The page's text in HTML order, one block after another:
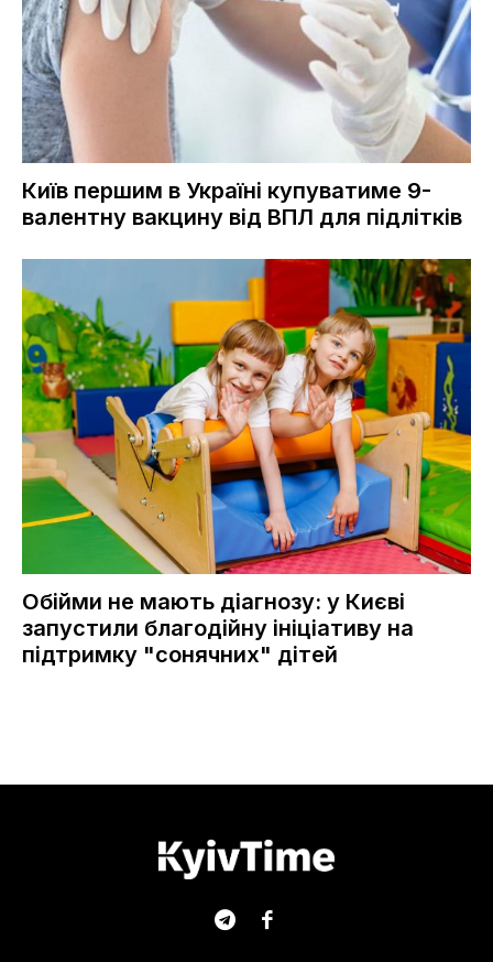
Київ першим в Україні купуватиме 9-
валентну вакцину від ВПЛ для підлітків
Обійми не мають діагнозу: у Києві
запустили благодійну ініціативу на
підтримку "сонячних" дітей